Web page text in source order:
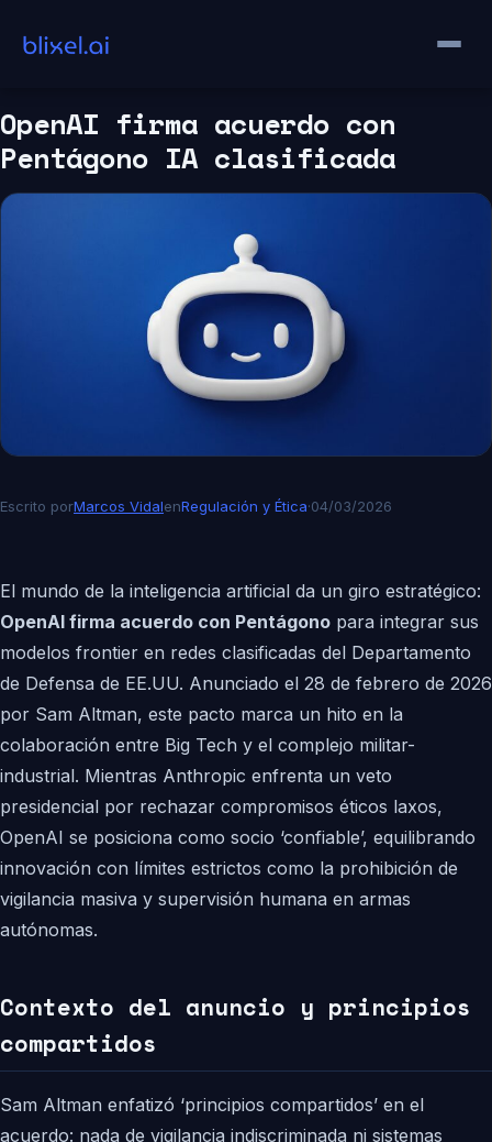
contenido
OpenAI firma acuerdo con
Pentágono IA clasificada
Escrito porMarcos VidalenRegulación y Ética·04/03/2026
El mundo de la inteligencia artificial da un giro estratégico:
OpenAI firma acuerdo con Pentágono para integrar sus
modelos frontier en redes clasificadas del Departamento
de Defensa de EE.UU. Anunciado el 28 de febrero de 2026
por Sam Altman, este pacto marca un hito en la
colaboración entre Big Tech y el complejo militar-
industrial. Mientras Anthropic enfrenta un veto
presidencial por rechazar compromisos éticos laxos,
OpenAI se posiciona como socio ‘confiable’, equilibrando
innovación con límites estrictos como la prohibición de
vigilancia masiva y supervisión humana en armas
autónomas.
Contexto del anuncio y principios
compartidos
Sam Altman enfatizó ‘principios compartidos’ en el
acuerdo: nada de vigilancia indiscriminada ni sistemas